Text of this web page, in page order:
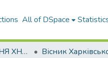
All of DSpace
НАУКОВІ ВИДАННЯ ХНАДУ